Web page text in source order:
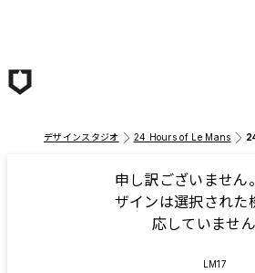
デザインスタジオ 24 Hours of Le Mans
申し訳ございません
ザインは選択された
応していません
LM17